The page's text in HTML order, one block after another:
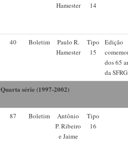
Hamester
14
40 Boletim
Paulo R.
Hamester
Tipo
15
Edição
dos 65
da
Quarta série (1997-2002)
87 Boletim
Antônio
P. Ribeiro
e Jaime
Tipo
16